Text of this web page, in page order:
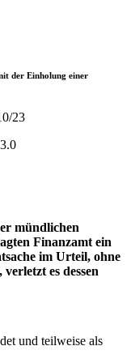
der Einholung einer
23
mündlichen
Finanzamt ein
im Urteil, ohne
es dessen
und teilweise als